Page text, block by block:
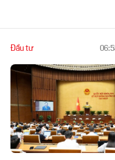
Đầu tư